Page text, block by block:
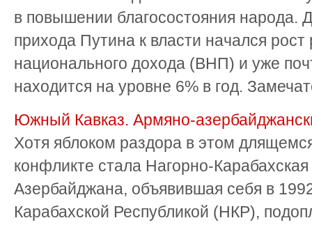
в повышении благосостояния народа.
прихода Путина к власти начался рост
национального дохода (ВНП) и уже
находится на уровне 6% в год.
Южный Кавказ. Армяно-
Хотя яблоком раздора в этом
конфликте стала Нагорно-
Азербайджана, объявившая себя в
Карабахской Республикой (НКР),